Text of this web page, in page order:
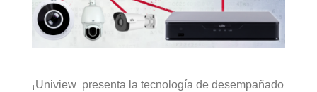
¡Uniview presenta la tecnología de desempañado